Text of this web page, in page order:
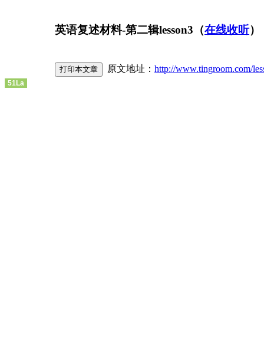
英语复述材料-第二辑lesson3（在线收听）
原文地址： http://www.tingroom.com/
51La